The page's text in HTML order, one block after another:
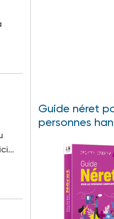
Guide néret
personnes